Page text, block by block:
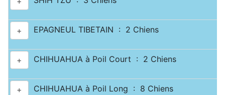
+ EPAGNEUL TIBETAIN : 2 Chiens
+ CHIHUAHUA à Poil Court : 2 Chiens
+ CHIHUAHUA à Poil Long : 8 Chiens